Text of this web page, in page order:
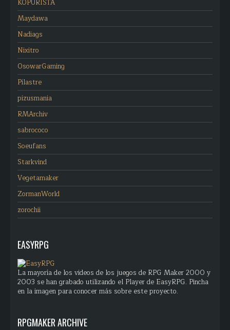
KOPURISTA
Maydawa
Nadiags
Nixitro
OsowarGaming
Pilastre
pizusmania
RMArchiv
sabrococo
Soeufans
Starkvind
Vegetamaker
ZormanWorld
zorochii
EASYRPG
La mayoría de los videos de los juegos de RPG Maker 2000 y
2003 se han grabado utilizando el Player de EasyRPG. Pincha
en la imagen para conocer más sobre este proyecto.
RPGMAKER ARCHIVE